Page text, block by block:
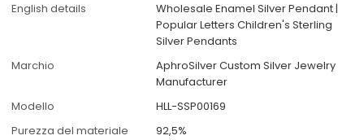
English details
Wholesale Enamel Silver Pendant |
Popular Letters Children's Sterling
Silver Pendants
Marchio
AphroSilver Custom Silver Jewelry
Manufacturer
Modello
HLL-SSP00169
Purezza del materiale
92,5%